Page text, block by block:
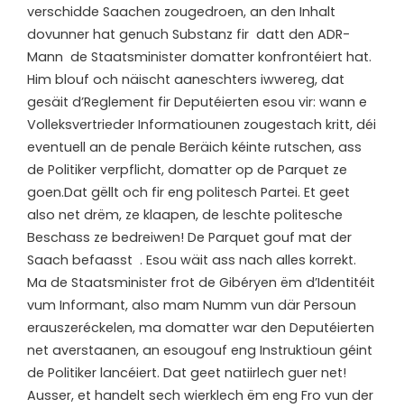
verschidde Saachen zougedroen, an den Inhalt
dovunner hat genuch Substanz fir datt den ADR-
Mann de Staatsminister domatter konfrontéiert hat.
Him blouf och näischt aaneschters iwwereg, dat
gesäit d’Reglement fir Deputéierten esou vir: wann e
Volleksvertrieder Informatiounen zougestach kritt, déi
eventuell an de penale Beräich kéinte rutschen, ass
de Politiker verpflicht, domatter op de Parquet ze
goen.Dat gëllt och fir eng politesch Partei. Et geet
also net drëm, ze klaapen, de leschte politesche
Beschass ze bedreiwen! De Parquet gouf mat der
Saach befaasst . Esou wäit ass nach alles korrekt.
Ma de Staatsminister frot de Gibéryen ëm d’Identitéit
vum Informant, also mam Numm vun där Persoun
erauszeréckelen, ma domatter war den Deputéierten
net averstaanen, an esougouf eng Instruktioun géint
de Politiker lancéiert. Dat geet natiirlech guer net!
Ausser, et handelt sech wierklech ëm eng Fro vun der